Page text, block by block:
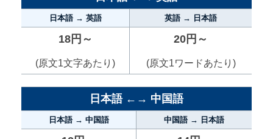
日本語 → 英語 英語 → 日本語
18円～
(原文1文字あたり)
20円～
(原文1ワードあたり)
日本語 ←→ 中国語
日本語 → 中国語 中国語 → 日本語